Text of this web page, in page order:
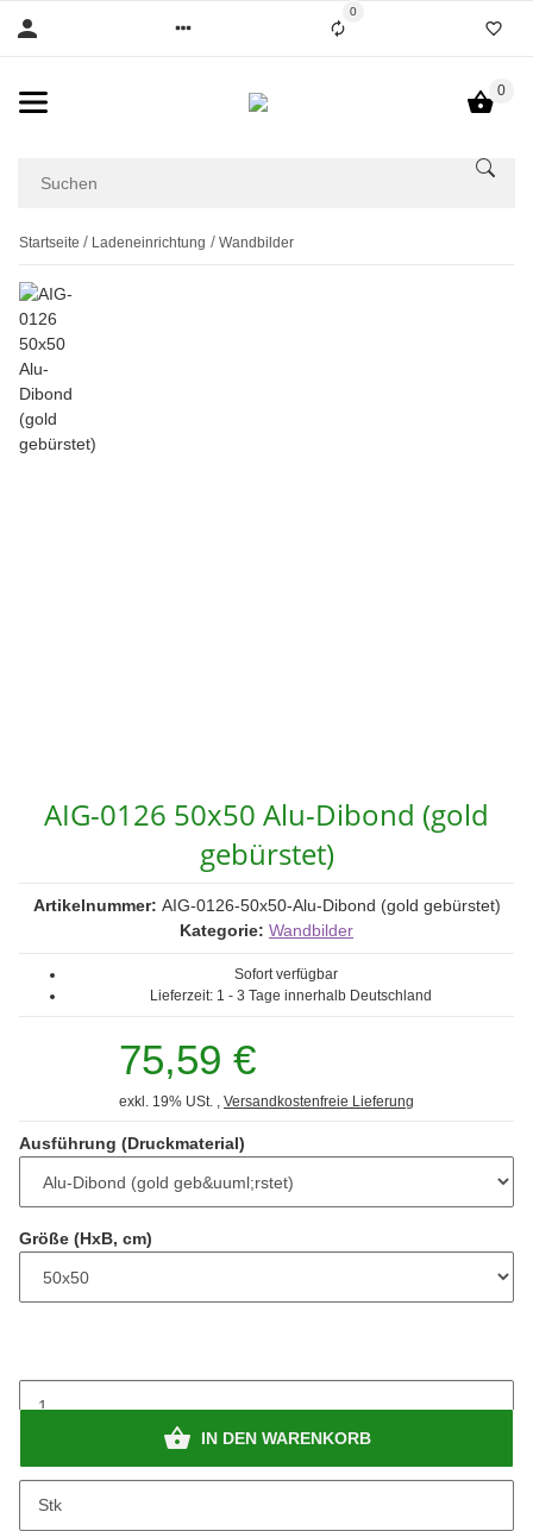
0
0
Startseite Ladeneinrichtung Wandbilder
AIG-0126 50x50 Alu-Dibond (gold
gebürstet)
Artikelnummer: AIG-0126-50x50-Alu-Dibond (gold gebürstet)
Kategorie: Wandbilder
Sofort verfügbar
Lieferzeit: 1 - 3 Tage innerhalb Deutschland
75,59 €
exkl. 19% USt. , Versandkostenfreie Lieferung
Ausführung (Druckmaterial)
Größe (HxB, cm)
Stk
IN DEN WARENKORB